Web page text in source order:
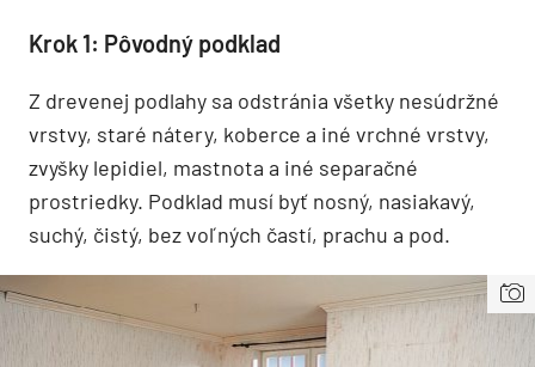
Krok 1: Pôvodný podklad
Z drevenej podlahy sa odstránia všetky nesúdržné
vrstvy, staré nátery, koberce a iné vrchné vrstvy,
zvyšky lepidiel, mastnota a iné separačné
prostriedky. Podklad musí byť nosný, nasiakavý,
suchý, čistý, bez voľných častí, prachu a pod.